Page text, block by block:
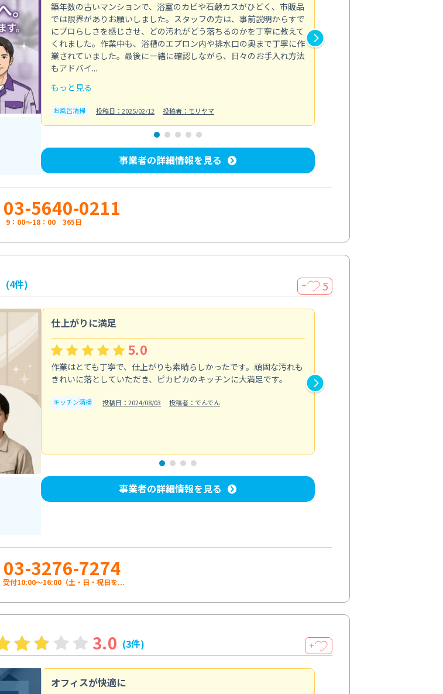
築年数の古いマンションで、浴室のカビや石鹸カスがひどく、市販品
では限界がありお願いしました。スタッフの方は、事前説明からすで
にプロらしさを感じさせ、どの汚れがどう落ちるのかを丁寧に教えて
くれました。作業中も、浴槽のエプロン内や排水口の奥まで丁寧に作
業されていました。最後に一緒に確認しながら、日々のお手入れ方法
もアドバイ...
もっと見る
お風呂清掃 投稿日：2025/02/12 投稿者：モリヤマ
事業者の詳細情報を見る
03-5640-0211
9：00～18：00 365日
(4件) ＋ 5
仕上がりに満足
5.0
作業はとても丁寧で、仕上がりも素晴らしかったです。頑固な汚れも
きれいに落としていただき、ピカピカのキッチンに大満足です。
キッチン清掃 投稿日：2024/08/03 投稿者：でんでん
事業者の詳細情報を見る
03-3276-7274
受付10:00〜16:00（土・日・祝日を...
3.0 (3件) ＋
オフィスが快適に